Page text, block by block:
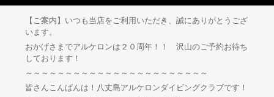
【ご案内】いつも当店をご利用いただき、誠にありがとうござ
います。
おかげさまでアルケロンは２０周年！！ 沢山のご予約お待ち
しております！
～～～～～～～～～～～～～～～～～～～～～～～
皆さんこんばんは！八丈島アルケロンダイビングクラブです！